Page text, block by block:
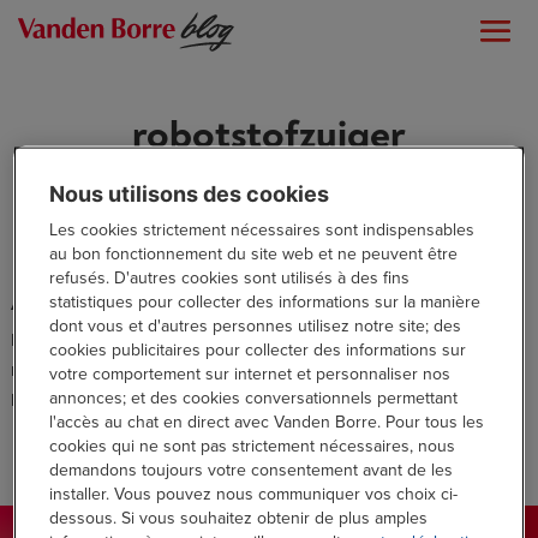
robotstofzuiger
Aucun résultat
La page demandée est introuvable. Essayez d'affiner votre
recherche ou utilisez le panneau de navigation ci-dessus pour
localiser l'article.
Nous utilisons des cookies
Les cookies strictement nécessaires sont indispensables
au bon fonctionnement du site web et ne peuvent être
refusés. D'autres cookies sont utilisés à des fins
statistiques pour collecter des informations sur la manière
dont vous et d'autres personnes utilisez notre site; des
cookies publicitaires pour collecter des informations sur
votre comportement sur internet et personnaliser nos
annonces; et des cookies conversationnels permettant
l'accès au chat en direct avec Vanden Borre. Pour tous les
cookies qui ne sont pas strictement nécessaires, nous
demandons toujours votre consentement avant de les
installer. Vous pouvez nous communiquer vos choix ci-
dessous. Si vous souhaitez obtenir de plus amples